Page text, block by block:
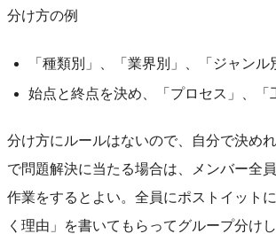
分け方の例
「種類別」、「業界別」、「ジャンル
始点と終点を決め、「プロセス」、「
分け方にルールはないので、自分で決め
で問題解決に当たる場合は、メンバー全
作業をするとよい。全員にポストイット
く理由」を書いてもらってグループ分けし